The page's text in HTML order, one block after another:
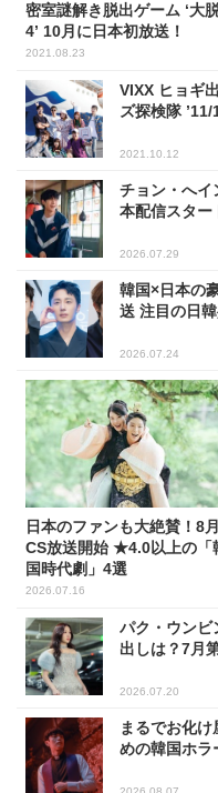
密室謎解き脱出ゲーム ‘大
4’ 10月に日本初放送！
2021.08.23
VIXX ヒョギ
ズ探検隊
2021.10.12
チョン・へイ
本配信スター
2026.07.29
韓国×日本の
送 注目の日
2026.07.24
日本のファンも大絶賛！8月
CS放送開始 ★4.0以上の「
国時代劇」4選
2026.07.16
パク・ウンビ
出しは？7月
2026.07.20
まるでお化
めの韓国ホラ